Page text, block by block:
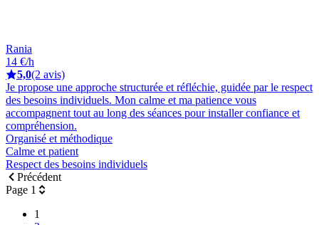
Rania
14 €/h
5,0(2 avis)
Je propose une approche structurée et réfléchie, guidée par le respect
des besoins individuels. Mon calme et ma patience vous
accompagnent tout au long des séances pour installer confiance et
compréhension.
Organisé et méthodique
Calme et patient
Respect des besoins individuels
Précédent
Page 1
1